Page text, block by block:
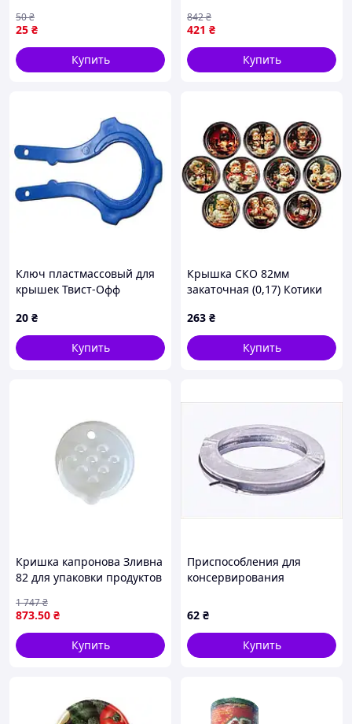
хранения продуктов
25 ₴
50₴
Купить
для домашних заготовок
сохранения продуктов
421 ₴
842₴
Купить
Ключ пластмассовый для
крышек Твист-Офф
20 ₴
Купить
Крышка СКО 82мм
закаточная (0,17) Котики
(лак/эмаль) ТМ ПАННОЧКА
263 ₴
Купить
Кришка капронова Зливна
82 для упаковки продуктов
ГЕМОПЛАСТ
873.50 ₴
1 747₴
Купить
Приспособления для
консервирования
0848, 54815B44HB
62 ₴
Купить